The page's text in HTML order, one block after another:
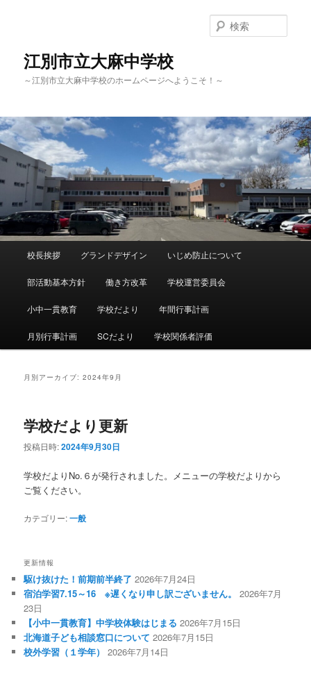
へ
移
動
移
動
江別市立大麻中学校
～江別市立大麻中学校のホームページへようこそ！～
索
校長挨拶 グランドデザイン いじめ防止について
部活動基本方針 働き方改革 学校運営委員会
小中一貫教育 学校だより 年間行事計画
月別行事計画 SCだより 学校関係者評価
月別アーカイブ:2024年9月
学校だより更新
投稿日時:2024年9月30日
学校だよりNo.６が発行されました。メニューの学校だよりから
ご覧ください。
カテゴリー:一般
更新情報
駆け抜けた！前期前半終了 2026年7月24日
宿泊学習7.15～16 ※遅くなり申し訳ございません。
2026年7月
23日
【小中一貫教育】中学校体験はじまる 2026年7月15日
北海道子ども相談窓口について 2026年7月15日
校外学習（１学年）
2026年7月14日